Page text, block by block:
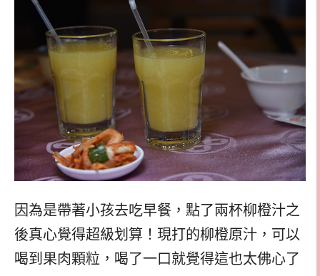
因為是帶著小孩去吃早餐，點了兩杯柳橙汁之
後真心覺得超級划算！現打的柳橙原汁，可以
喝到果肉顆粒，喝了一口就覺得這也太佛心了